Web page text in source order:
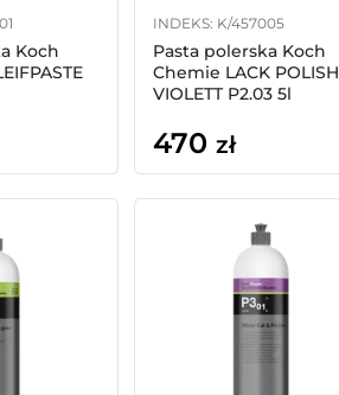
Koch
INDEKS: K/457005
Pasta polerska Koch
Chemie LACK POLISH
VIOLETT P2.03 5l
470 zł